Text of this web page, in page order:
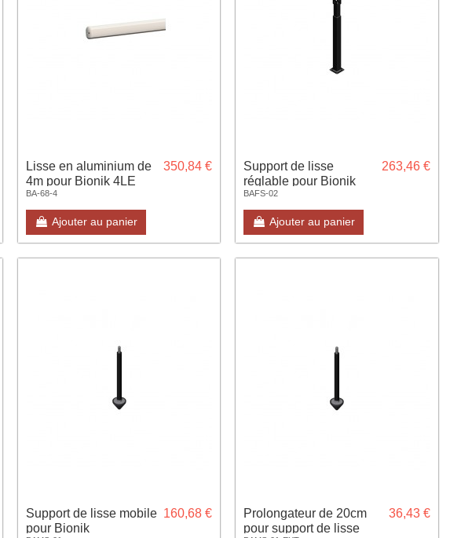
Lisse en aluminium de
4m pour Bionik 4LE
BA-68-4
350,84 €
Ajouter au panier
Support de lisse
réglable pour Bionik
BAFS-02
263,46 €
Ajouter au panier
Support de lisse mobile
pour Bionik
160,68 €
Prolongateur de 20cm
pour support de lisse
36,43 €